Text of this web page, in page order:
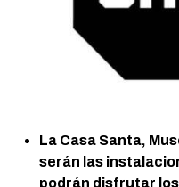
La Casa Santa,
serán las
podrán disfrutar